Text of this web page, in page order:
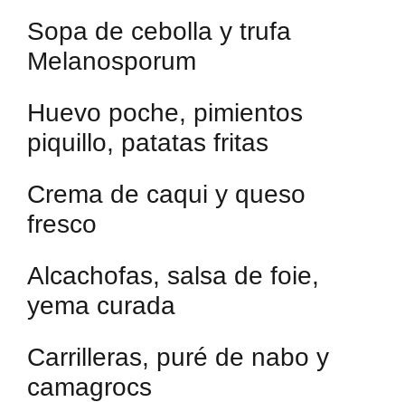
Sopa de cebolla y trufa
Melanosporum
Huevo poche, pimientos
piquillo, patatas fritas
Crema de caqui y queso
fresco
Alcachofas, salsa de foie,
yema curada
Carrilleras, puré de nabo y
camagrocs